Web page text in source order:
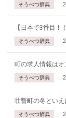
そうべつ辞典
【日本で3番目！
そうべつ辞典
町の求人情報は
そうべつ辞典
壮瞥町の冬といえ
そうべつ辞典